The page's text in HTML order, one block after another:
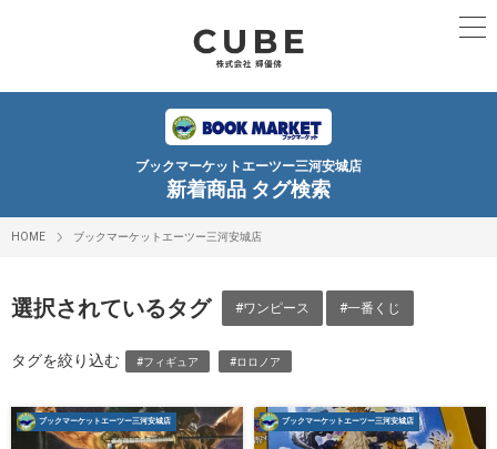
ブックマーケットエーツー三河安城店
新着商品 タグ検索
HOME ブックマーケットエーツー三河安城店
選択されているタグ #ワンピース #一番くじ
タグを絞り込む #フィギュア #ロロノア
ブックマーケットエーツー三河安城店 ブックマーケットエーツー三河安城店